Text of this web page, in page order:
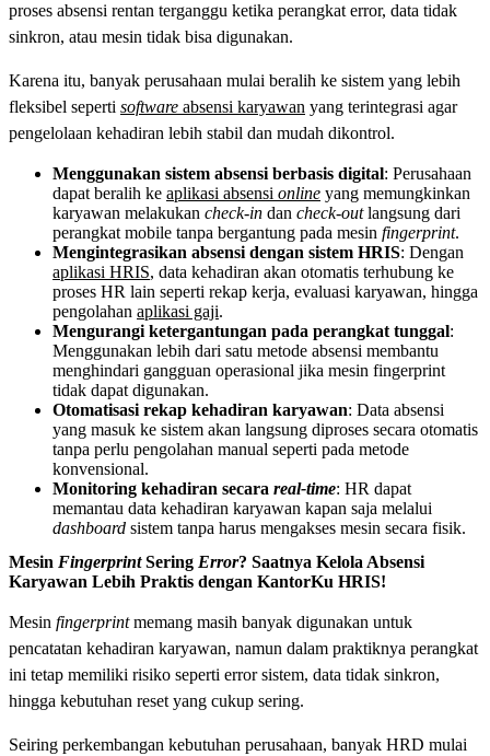
proses absensi rentan terganggu ketika perangkat error, data tidak
sinkron, atau mesin tidak bisa digunakan.
Karena itu, banyak perusahaan mulai beralih ke sistem yang lebih
fleksibel seperti software absensi karyawan yang terintegrasi agar
pengelolaan kehadiran lebih stabil dan mudah dikontrol.
Menggunakan sistem absensi berbasis digital: Perusahaan
dapat beralih ke aplikasi absensi online yang memungkinkan
karyawan melakukan check-in dan check-outlangsung dari
perangkat mobile tanpa bergantung pada mesin fingerprint.
Mengintegrasikan absensi dengan sistem HRIS: Dengan
aplikasi HRIS, data kehadiran akan otomatis terhubung ke
proses HR lain seperti rekap kerja, evaluasi karyawan, hingga
pengolahan aplikasi gaji.
Mengurangi ketergantungan pada perangkat tunggal:
Menggunakan lebih dari satu metode absensi membantu
menghindari gangguan operasional jika mesin fingerprint
tidak dapat digunakan.
Otomatisasi rekap kehadiran karyawan: Data absensi
yang masuk ke sistem akan langsung diproses secara otomatis
tanpa perlu pengolahan manual seperti pada metode
konvensional.
Monitoring kehadiran secara real-time: HR dapat
memantau data kehadiran karyawan kapan saja melalui
dashboard sistem tanpa harus mengakses mesin secara fisik.
Mesin FingerprintSering Error? Saatnya Kelola Absensi
Karyawan Lebih Praktis dengan KantorKu HRIS!
Mesin fingerprintmemang masih banyak digunakan untuk
pencatatan kehadiran karyawan, namun dalam praktiknya perangkat
ini tetap memiliki risiko seperti error sistem, data tidak sinkron,
hingga kebutuhan reset yang cukup sering.
Seiring perkembangan kebutuhan perusahaan, banyak HRD mulai